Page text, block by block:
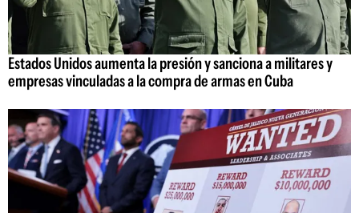
Estados Unidos aumenta la presión y sanciona a militares y
empresas vinculadas a la compra de armas en Cuba